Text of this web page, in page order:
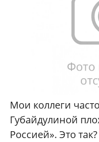
Мои коллеги
Губайдулиной
Россией». Это так?